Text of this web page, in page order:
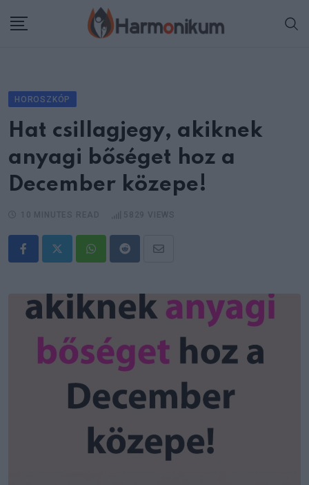
HOROSZKÓP
Hat csillagjegy, akiknek
anyagi bőséget hoz a
December közepe!
WhatsappRedditShare